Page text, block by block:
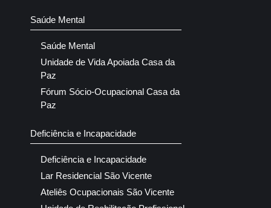
Saúde Mental
Saúde Mental
Unidade de Vida Apoiada Casa da
Paz
Fórum Sócio-Ocupacional Casa da
Paz
Deficiência e Incapacidade
Deficiência e Incapacidade
Lar Residencial São Vicente
Ateliês Ocupacionais São Vicente